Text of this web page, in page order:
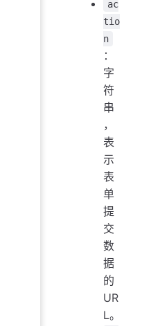
ac
tio
n
：
字
符
串
，
表
示
表
单
提
交
数
据
的
UR
L。